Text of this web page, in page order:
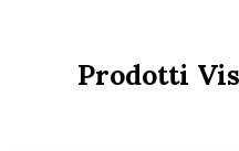
Prodotti